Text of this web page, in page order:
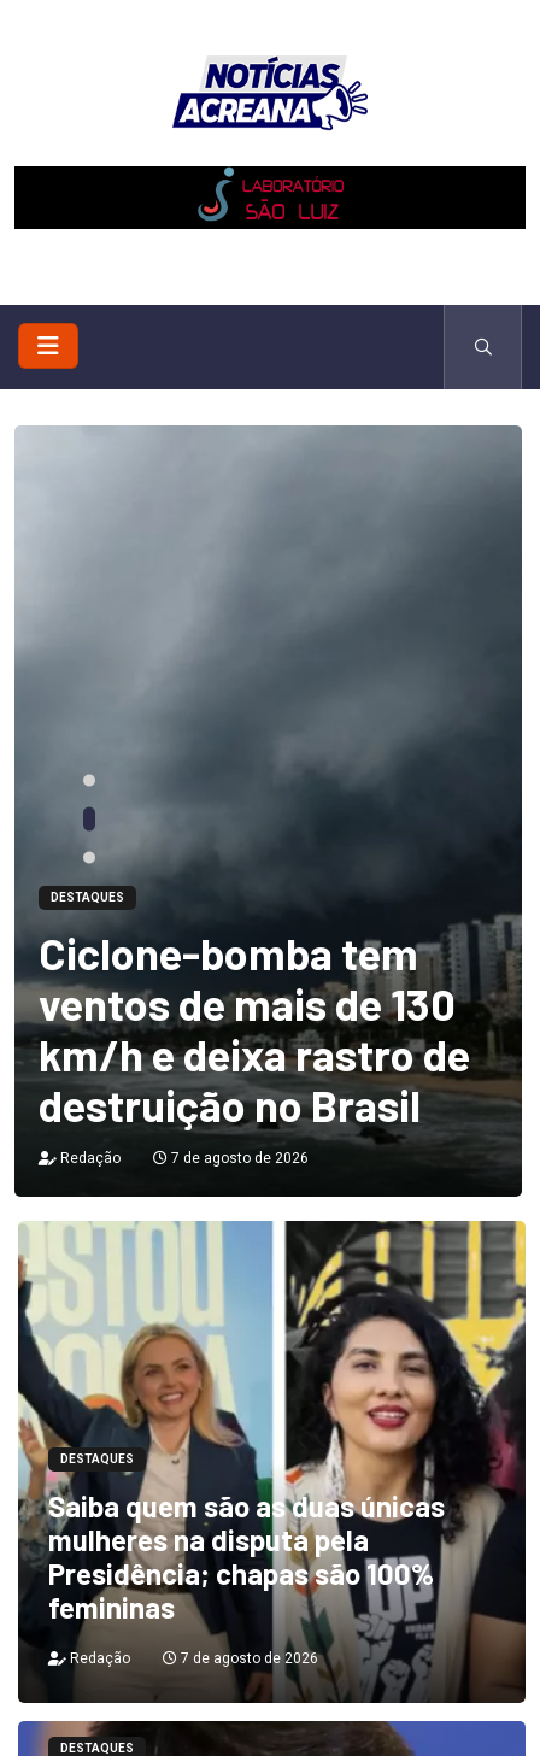
DESTAQUES
Ciclone-bomba tem
ventos de mais de 130
km/h e deixa rastro de
destruição no Brasil
Redação 7 de agosto de 2026
DESTAQUES
Saiba quem são as duas únicas
mulheres na disputa pela
Presidência; chapas são 100%
femininas
Redação 7 de agosto de 2026
DESTAQUES